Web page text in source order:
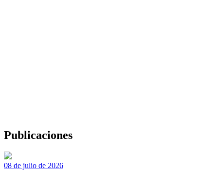
Publicaciones
08 de julio de 2026